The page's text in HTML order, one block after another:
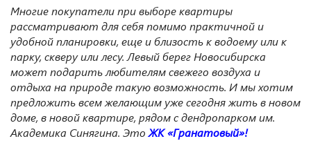
Многие покупатели при выборе квартиры
рассматривают для себя помимо практичной и
удобной планировки, еще и близость к водоему или к
парку, скверу или лесу. Левый берег Новосибирска
может подарить любителям свежего воздуха и
отдыха на природе такую возможность. И мы хотим
предложить всем желающим уже сегодня жить в новом
доме, в новой квартире, рядом с дендропарком им.
Академика Синягина. ЭтоЖК «Гранатовый»!